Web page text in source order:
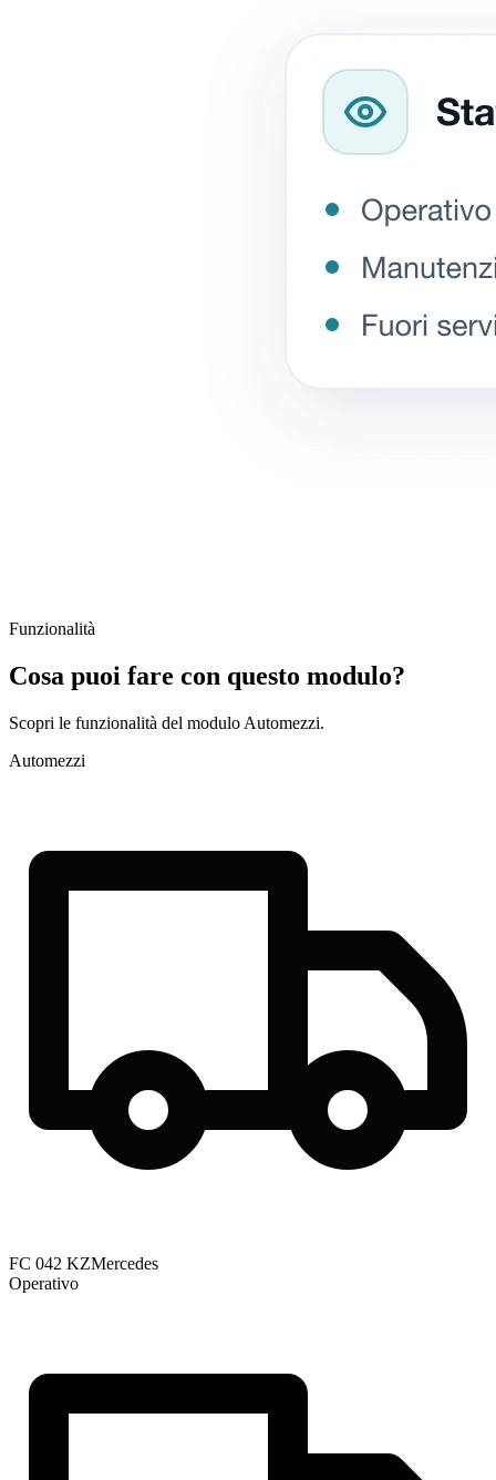
Funzionalità
Cosa puoi fare con questo modulo?
Scopri le funzionalità del modulo Automezzi.
Automezzi
FC 042 KZMercedes
Operativo